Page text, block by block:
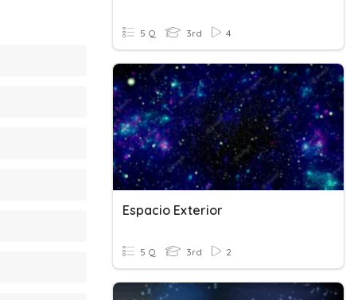
5 Q 3rd 4
Espacio Exterior
5 Q 3rd 2